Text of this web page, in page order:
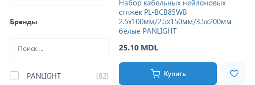
Бренды
PANLIGHT
(82)
Набор кабельных нейлоновых
стяжек PL-BCB85WB
2.5x100мм/2.5x150мм/3.5x200мм
белые PANLIGHT
25.10 MDL
Купить